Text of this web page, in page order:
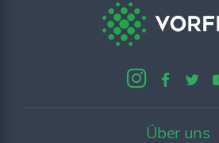
Über uns